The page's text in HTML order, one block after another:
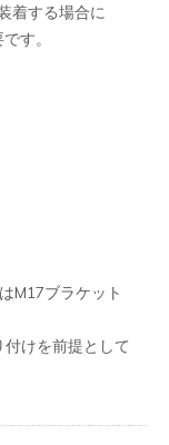
着する場合に
す。
M17ブラケット
けを前提として